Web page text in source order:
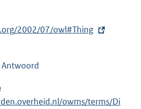
2002/07/owl#Thing
owms/terms/Di